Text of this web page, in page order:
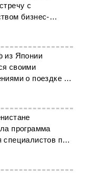
с
бизнес-
из Японии
своими
о поездке в
программа
специалистов по
работе